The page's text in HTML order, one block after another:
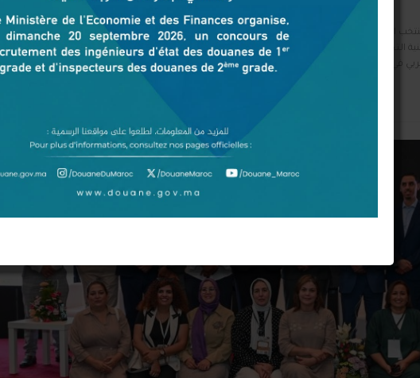
الوطني... بقيت المدينة الرياضية بطنجة الكبرى خارج المشهد...؟ تحولت المدينة الرياضية بطنجة،
خلال السنوات الأخيرة، إلى أحد أبرز رموز البنية التحتية الرياضية بالمغرب، وأثبتت جاهزيتها خلال احتضانها مباريات كأس أمم إفريقيا 2025. ومع
في كأس العالم، كان من…